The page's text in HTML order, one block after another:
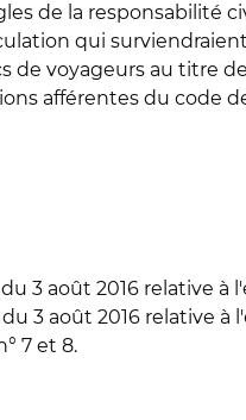
de la responsabilité
qui
de voyageurs au titre
afférentes du code
3 août 2016 relative
3 août 2016 relative
7 et 8.